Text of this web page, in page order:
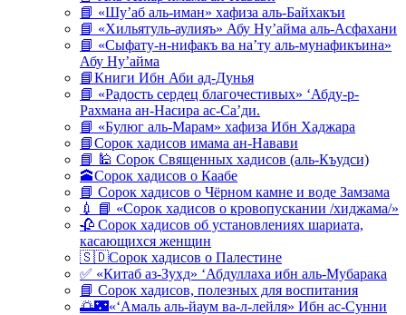
📘 «Шу’аб аль-иман» хафиза аль-Байхакъи
📘 «Хильятуль-аулияъ» Абу Ну’айма аль-Асфахани
📘 «Сыфату-н-нифакъ ва на’ту аль-мунафикъина»
Абу Ну’айма
📘Книги Ибн Аби ад-Дунья
📘 «Радость сердец благочестивых» ‘Абду-р-
Рахмана ан-Насира ас-Са’ди.
📘 «Булюг аль-Марам» хафиза Ибн Хаджара
📘Сорок хадисов имама ан-Навави
📘 🕌 Сорок Священных хадисов (аль-Къудси)
🕋Сорок хадисов о Каабе
📘 Сорок хадисов о Чёрном камне и воде Замзама
💉 📘 «Сорок хадисов о кровопускании /хиджама/»
🥀 Сорок хадисов об установлениях шариата,
касающихся женщин
🇸🇩Сорок хадисов о Палестине
✅ «Китаб аз-Зухд» ‘Абдуллаха ибн аль-Мубарака
📘 Сорок хадисов, полезных для воспитания
🌅🌃«‘Амаль аль-йаум ва-л-лейля» Ибн ас-Сунни